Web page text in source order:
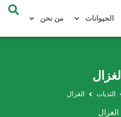
الحيوانات من نحن
الغزال
الثديات الغزال
الغزال